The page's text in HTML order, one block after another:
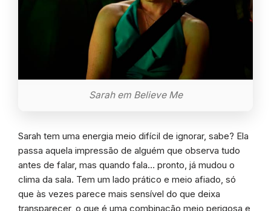
Sarah em Believe Me
Sarah tem uma energia meio difícil de ignorar, sabe? Ela
passa aquela impressão de alguém que observa tudo
antes de falar, mas quando fala… pronto, já mudou o
clima da sala. Tem um lado prático e meio afiado, só
que às vezes parece mais sensível do que deixa
transparecer, o que é uma combinação meio perigosa e